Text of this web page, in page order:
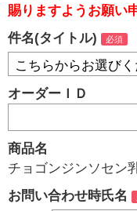
賜りますようお願い
件名(タイトル)
オーダーＩＤ
商品名
チョゴンジンソセン
お問い合わせ時氏名